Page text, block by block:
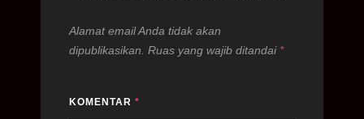
Alamat email Anda tidak akan
dipublikasikan. Ruas yang wajib ditandai *
KOMENTAR *